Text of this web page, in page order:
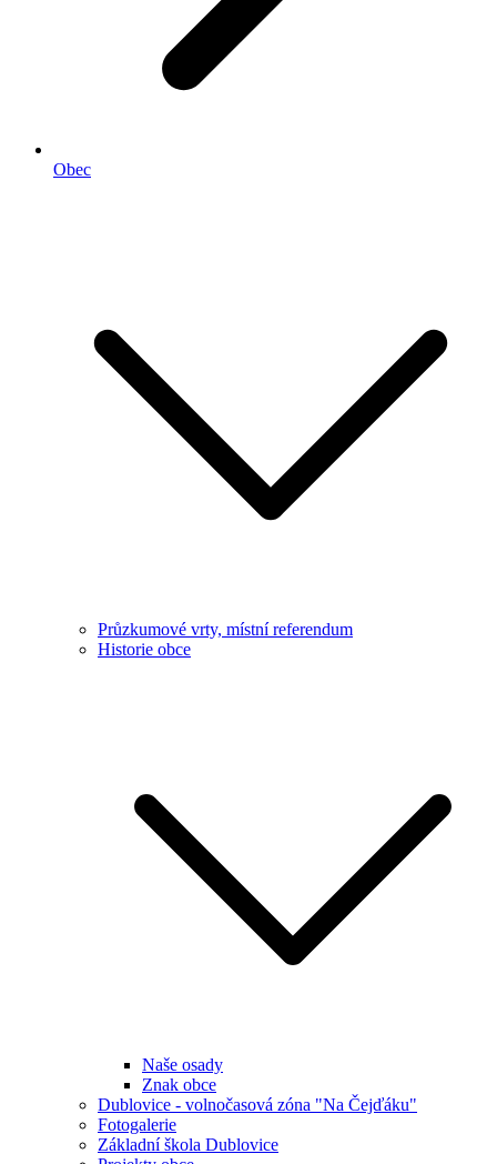
Obec
Průzkumové vrty, místní referendum
Historie obce
Naše osady
Znak obce
Dublovice - volnočasová zóna "Na Čejďáku"
Fotogalerie
Základní škola Dublovice